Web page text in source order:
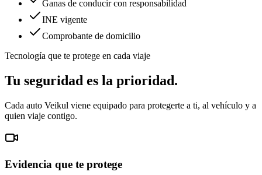
Ganas de conducir con responsabilidad
INE vigente
Comprobante de domicilio
Tecnología que te protege en cada viaje
Tu seguridad es la prioridad.
Cada auto Veikul viene equipado para protegerte a ti, al vehículo y a
quien viaje contigo.
Evidencia que te protege